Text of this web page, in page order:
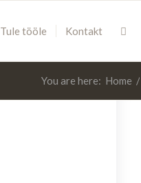
Tule tööle Kontakt
You are here: Home /